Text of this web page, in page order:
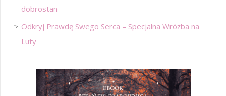
dobrostan
Odkryj Prawdę Swego Serca – Specjalna Wróżba na
Luty